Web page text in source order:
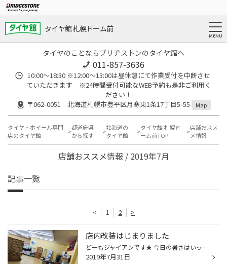
タイヤ館 札幌ドーム前
タイヤのことならブリヂストンのタイヤ館へ
011-857-3636
10:00～18:30 ※12:00～13:00は昼休憩にて作業受付を中断させ
ていただきます ※24時間受付可能なWEB予約も是非ご利用く
ださい！
〒062-0051 北海道札幌市豊平区月寒東1条17丁目5-55
Map
タイヤ・ホイール専門
店のタイヤ館
都道府県
から探す
北海道の
タイヤ館
タイヤ館 札幌ド
ーム前TOP
店舗おスス
メ情報
店舗おススメ情報 / 2019年7月
記事一覧
< 1 2 >
店内改装はじまりました
どーもジャイアンです★ 今日の暑さはいったい何だったのでしょうか。。。 水分がいくらあっても足りません！！ くれぐれも熱中症にはご注意ください 当店スタッフも通常時よりも多く休憩をとっております そして、本日より 店内改装はじまりました まだ30％ほどしか進んでいませんが 急ピッチで進め...
2019年7月31日